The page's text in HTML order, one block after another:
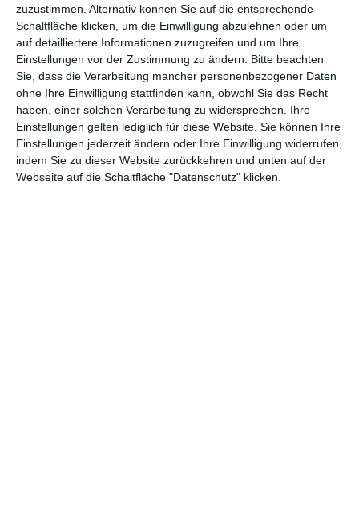
zuzustimmen. Alternativ können Sie auf die entsprechende
Schaltfläche klicken, um die Einwilligung abzulehnen oder um
auf detailliertere Informationen zuzugreifen und um Ihre
Einstellungen vor der Zustimmung zu ändern. Bitte beachten
Sie, dass die Verarbeitung mancher personenbezogener Daten
ohne Ihre Einwilligung stattfinden kann, obwohl Sie das Recht
haben, einer solchen Verarbeitung zu widersprechen. Ihre
Einstellungen gelten lediglich für diese Website. Sie können Ihre
Einstellungen jederzeit ändern oder Ihre Einwilligung widerrufen,
indem Sie zu dieser Website zurückkehren und unten auf der
Webseite auf die Schaltfläche "Datenschutz" klicken.
aus. Sonst können wir euch bei der
Ziehung nicht berücksichtigen. Viel
Glück!
* Eure Daten werden von uns lediglich für das Gewinnspiel
benötigt. Nach Abschluss des Gewinnspiels werden diese wieder
gelöscht. Die Daten geben wir an unsere
Kooperationspartnerweiter, da sie den Versand übernehmen.